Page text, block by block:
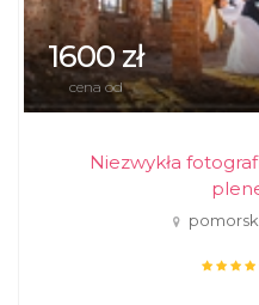
1600 zł
cena od
Niezwykła